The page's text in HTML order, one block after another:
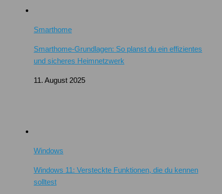
Smarthome
Smarthome-Grundlagen: So planst du ein effizientes
und sicheres Heimnetzwerk
11. August 2025
Windows
Windows 11: Versteckte Funktionen, die du kennen
solltest